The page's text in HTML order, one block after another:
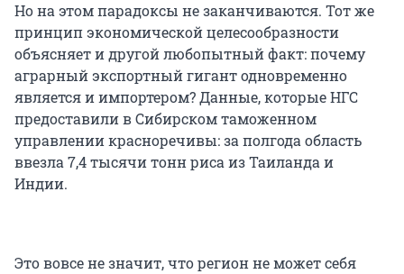
Но на этом парадоксы не заканчиваются. Тот же
принцип экономической целесообразности
объясняет и другой любопытный факт: почему
аграрный экспортный гигант одновременно
является и импортером? Данные, которые НГС
предоставили в Сибирском таможенном
управлении красноречивы: за полгода область
ввезла 7,4 тысячи тонн риса из Таиланда и
Индии.
Это вовсе не значит, что регион не может себя